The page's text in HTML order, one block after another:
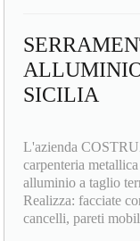
SICILIA
L'azienda
carpenteria
alluminio a taglio
Realizza: facciate
cancelli, pareti